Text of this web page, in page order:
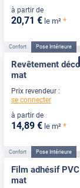
à partir de
20,71 € le m² *
Confort Pose Intérieure
Revêtement
mat
Prix revendeur :
se connecter
à partir de
14,89 € le m² *
Confort Pose Intérieure
Film adhésif
mat